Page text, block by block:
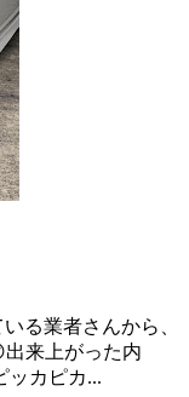
る業者さんから、
来上がった内
ッカピカ...